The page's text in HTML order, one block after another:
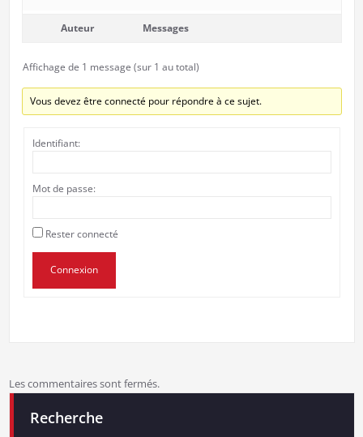
Auteur Messages
Affichage de 1 message (sur 1 au total)
Vous devez être connecté pour répondre à ce sujet.
Identifiant:
Mot de passe:
Rester connecté
Connexion
Les commentaires sont fermés.
Recherche